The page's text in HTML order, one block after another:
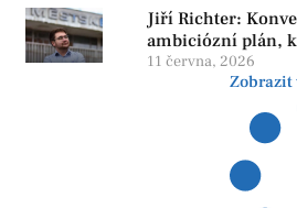
Jiří Richter:
ambiciózní plán,
více otazníků než
11 června, 2026
Zobrazit